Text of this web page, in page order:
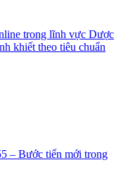
trong lĩnh vực Dược
khiết theo tiêu chuẩn
– Bước tiến mới trong